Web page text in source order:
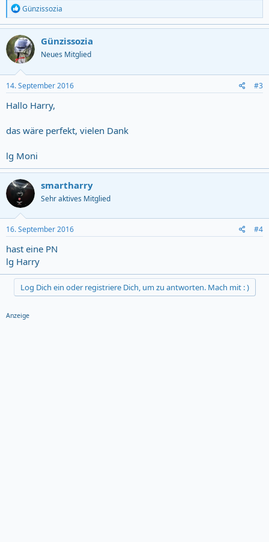
R
e
a
c
t
i
o
n
s
:
Günzissozia
Günzissozia
Neues Mitglied
14. September 2016 #3
Hallo Harry,
das wäre perfekt, vielen Dank
lg Moni
smartharry
Sehr aktives Mitglied
16. September 2016 #4
hast eine PN
lg Harry
Log Dich ein oder registriere Dich, um zu antworten. Mach mit : )
Anzeige